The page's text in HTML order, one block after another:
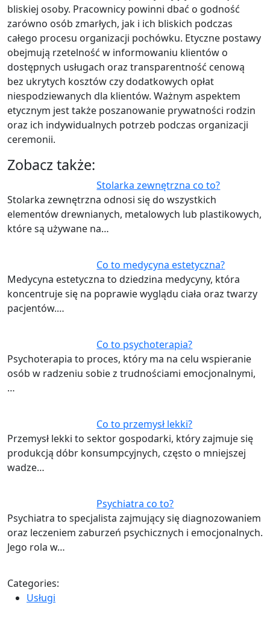
bliskiej osoby. Pracownicy powinni dbać o godność
zarówno osób zmarłych, jak i ich bliskich podczas
całego procesu organizacji pochówku. Etyczne postawy
obejmują rzetelność w informowaniu klientów o
dostępnych usługach oraz transparentność cenową
bez ukrytych kosztów czy dodatkowych opłat
niespodziewanych dla klientów. Ważnym aspektem
etycznym jest także poszanowanie prywatności rodzin
oraz ich indywidualnych potrzeb podczas organizacji
ceremonii.
Zobacz także:
Stolarka zewnętrzna co to?
Stolarka zewnętrzna odnosi się do wszystkich
elementów drewnianych, metalowych lub plastikowych,
które są używane na…
Co to medycyna estetyczna?
Medycyna estetyczna to dziedzina medycyny, która
koncentruje się na poprawie wyglądu ciała oraz twarzy
pacjentów.…
Co to psychoterapia?
Psychoterapia to proces, który ma na celu wspieranie
osób w radzeniu sobie z trudnościami emocjonalnymi,
…
Co to przemysł lekki?
Przemysł lekki to sektor gospodarki, który zajmuje się
produkcją dóbr konsumpcyjnych, często o mniejszej
wadze…
Psychiatra co to?
Psychiatra to specjalista zajmujący się diagnozowaniem
oraz leczeniem zaburzeń psychicznych i emocjonalnych.
Jego rola w…
Categories:
Usługi